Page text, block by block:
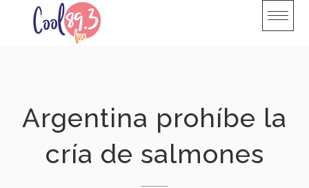
Argentina prohíbe la
cría de salmones